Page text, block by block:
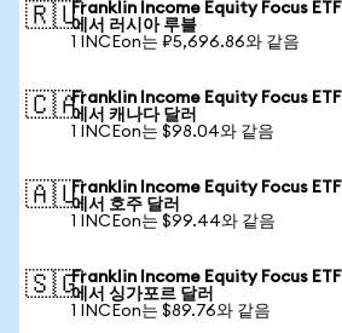
🇷🇺Franklin Income Equity Focus
에서 러시아 루블
1 INCEon는 ₽5,696.86와 같음
🇨🇦Franklin Income Equity Focus
에서 캐나다 달러
1 INCEon는 $98.04와 같음
🇦🇺Franklin Income Equity Focus
에서 호주 달러
1 INCEon는 $99.44와 같음
🇸🇬Franklin Income Equity Focus
에서 싱가포르 달러
1 INCEon는 $89.76와 같음